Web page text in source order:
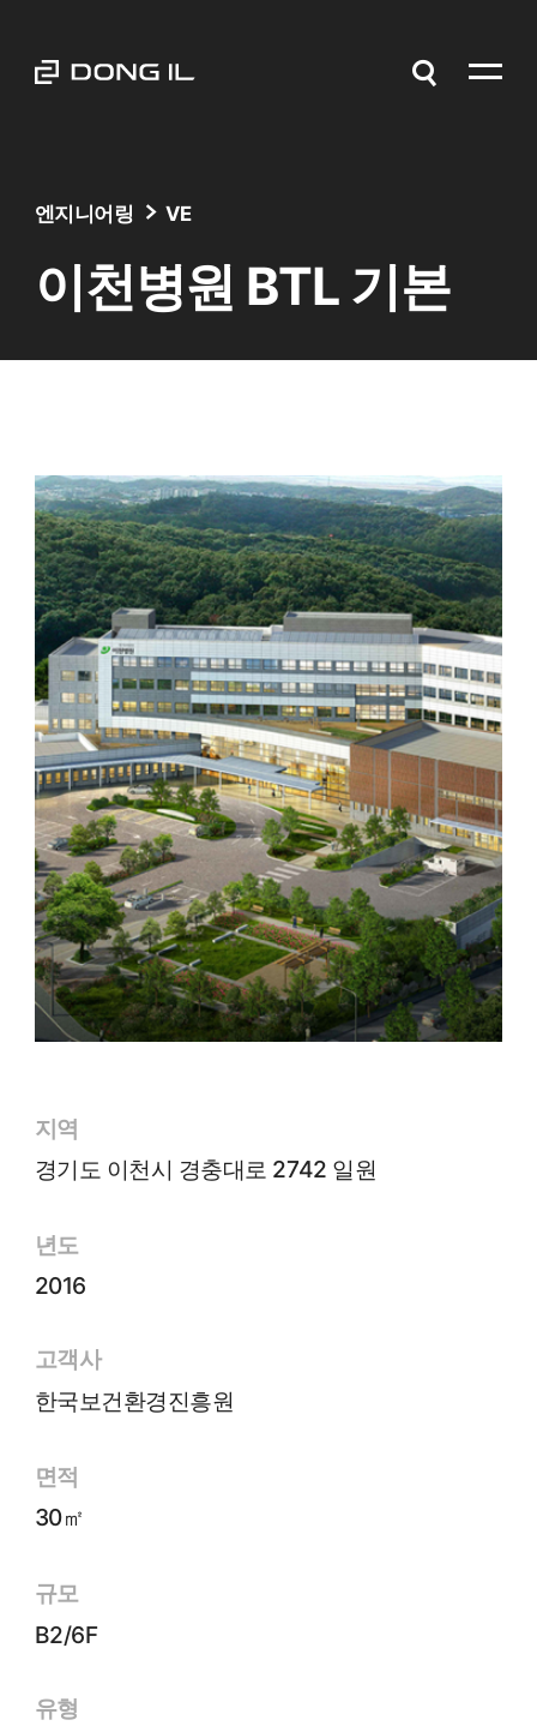
엔지니어링 VE
이천병원 BTL 기본
지역
경기도 이천시 경충대로 2742 일원
년도
2016
고객사
한국보건환경진흥원
면적
30㎡
규모
B2/6F
유형